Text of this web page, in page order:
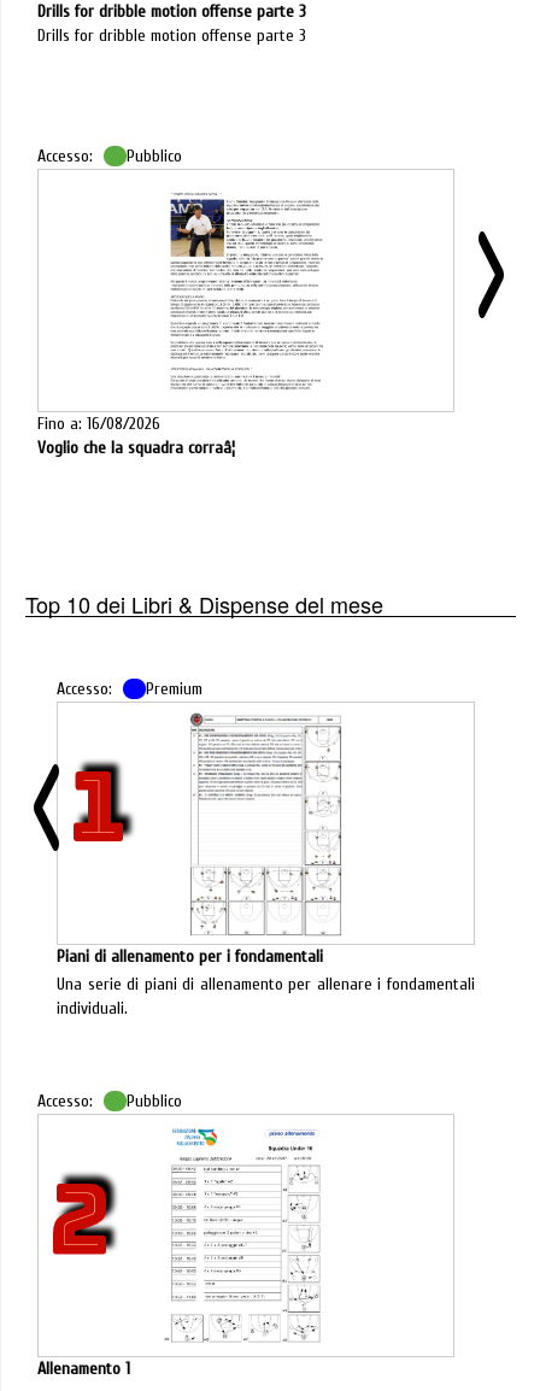
Drills for dribble motion offense parte 3
Drills for dribble motion offense parte 3
Accesso: Pubblico
Fino a: 16/08/2026
Voglio che la squadra corraâ¦
Top 10 dei Libri & Dispense del mese
1
Accesso: Premium
Piani di allenamento per i fondamentali
Una serie di piani di allenamento per allenare i fondamentali
individuali.
2
Accesso: Pubblico
Allenamento 1